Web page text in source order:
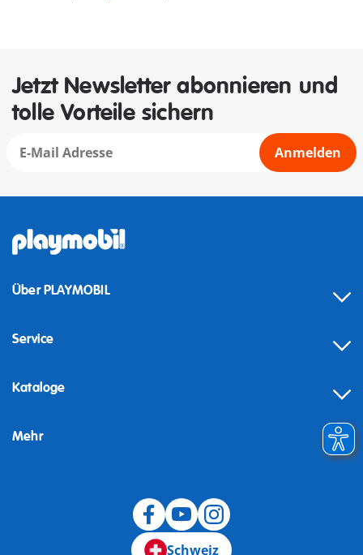
Jetzt Newsletter abonnieren und
tolle Vorteile sichern
Anmelden
Über PLAYMOBIL
Service
Kataloge
Mehr
Schweiz